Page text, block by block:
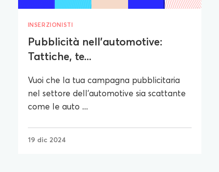
INSERZIONISTI
Pubblicità nell'automotive:
Tattiche, te...
Vuoi che la tua campagna pubblicitaria
nel settore dell'automotive sia scattante
come le auto ...
19 dic 2024